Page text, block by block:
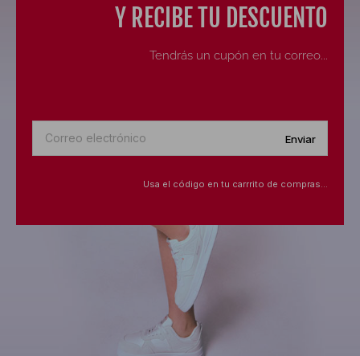
Y RECIBE TU DESCUENTO
Tendrás un cupón en tu correo...
Usa el código en tu carrrito de compras…